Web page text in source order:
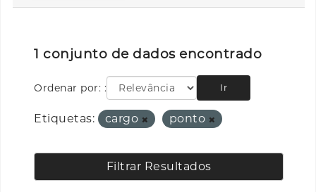
1 conjunto de dados encontrado
Ordenar por: Ir
Etiquetas: cargo ponto
Filtrar Resultados